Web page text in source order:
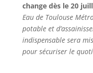
change dès le 20
Eau de Toulouse
potable et
indispensable sera
pour sécuriser le